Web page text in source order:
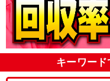
キーワー